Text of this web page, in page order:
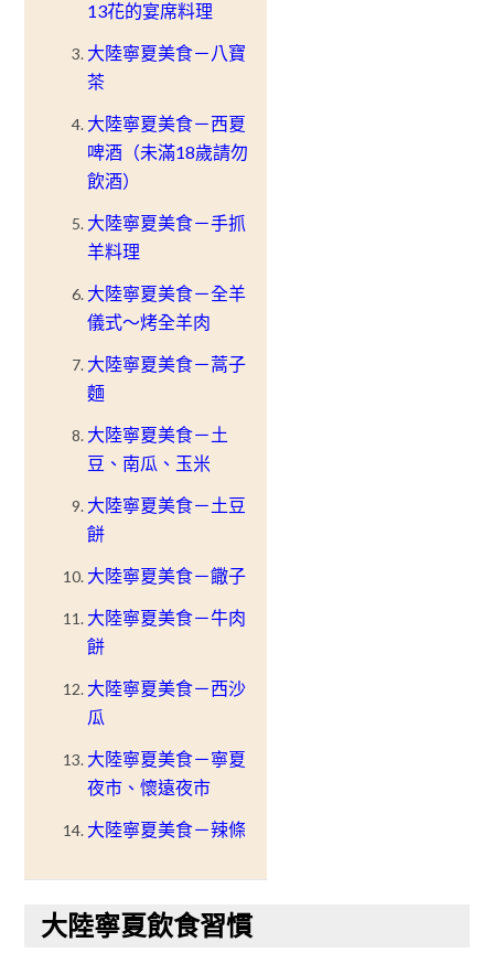
13花的宴席料理
大陸寧夏美食－八寶
茶
大陸寧夏美食－西夏
啤酒（未滿18歲請勿
飲酒）
大陸寧夏美食－手抓
羊料理
大陸寧夏美食－全羊
儀式～烤全羊肉
大陸寧夏美食－蒿子
麵
大陸寧夏美食－土
豆、南瓜、玉米
大陸寧夏美食－土豆
餅
大陸寧夏美食－饊子
大陸寧夏美食－牛肉
餅
大陸寧夏美食－西沙
瓜
大陸寧夏美食－寧夏
夜市、懷遠夜市
大陸寧夏美食－辣條
大陸寧夏飲食習慣